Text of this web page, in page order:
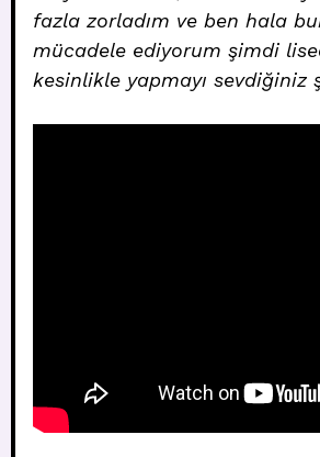
fazla zorladım ve ben hala
mücadele ediyorum şimdi
kesinlikle yapmayı sevdiğiniz